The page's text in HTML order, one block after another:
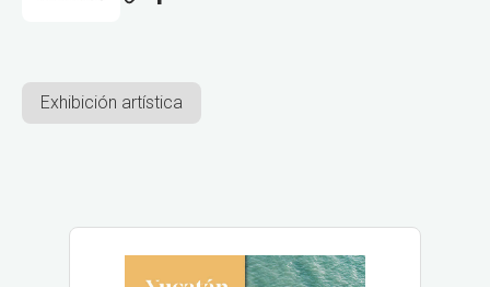
Exhibición artística